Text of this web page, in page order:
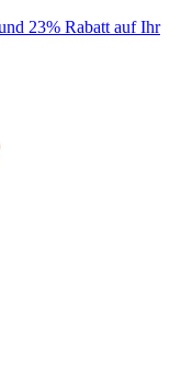
23% Rabatt auf Ihr